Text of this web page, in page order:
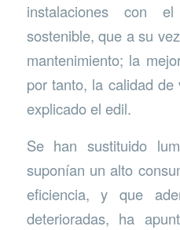
instalaciones con
sostenible, que a su
mantenimiento; la
por tanto, la calidad
explicado el edil.
Se han sustituido
suponían un alto
eficiencia, y que
deterioradas, ha